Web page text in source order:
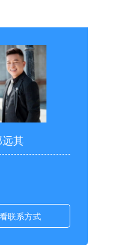
其
联系方式